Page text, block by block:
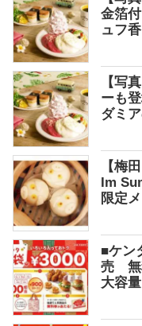
金箔
ュフ
【写
ーも
ダミ
【梅
Im
限定
■ケン
売 無
大容